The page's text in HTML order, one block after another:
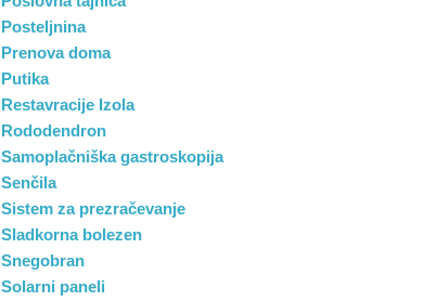
Posteljnina
Prenova doma
Putika
Restavracije Izola
Rododendron
Samoplačniška gastroskopija
Senčila
Sistem za prezračevanje
Sladkorna bolezen
Snegobran
Solarni paneli